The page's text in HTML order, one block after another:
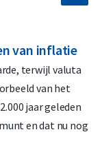
in Alkmaar,
met kartonnen
van inflatie
terwijl valuta
van het
jaar geleden
en dat nu nog